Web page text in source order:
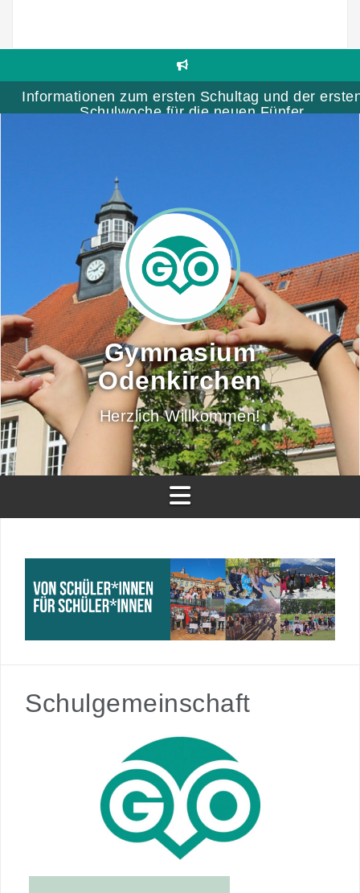
Informationen zum ersten Schultag und der
Schulwoche für die neuen Fünfer
Gymnasium
Odenkirchen
Herzlich Willkommen!
Schulgemeinschaft